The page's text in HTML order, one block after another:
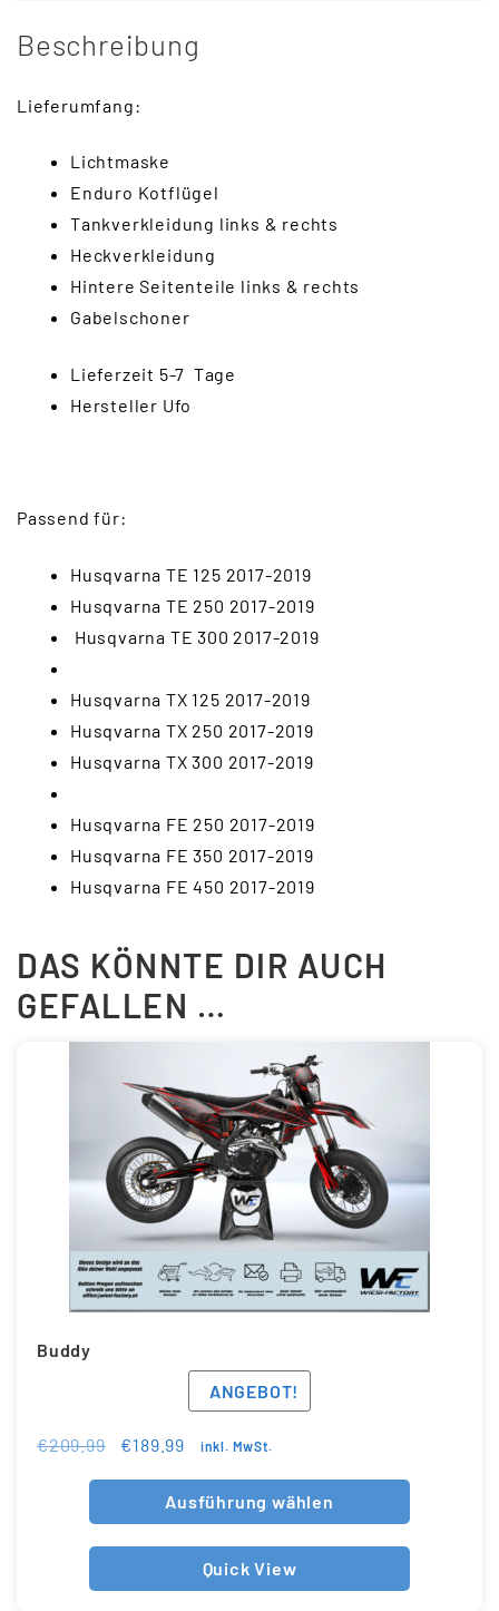
Beschreibung
Lieferumfang:
Lichtmaske
Enduro Kotflügel
Tankverkleidung links & rechts
Heckverkleidung
Hintere Seitenteile links & rechts
Gabelschoner
Lieferzeit 5-7 Tage
Hersteller Ufo
Passend für:
Husqvarna TE 125 2017-2019
Husqvarna TE 250 2017-2019
Husqvarna TE 300 2017-2019
Husqvarna TX 125 2017-2019
Husqvarna TX 250 2017-2019
Husqvarna TX 300 2017-2019
Husqvarna FE 250 2017-2019
Husqvarna FE 350 2017-2019
Husqvarna FE 450 2017-2019
DAS KÖNNTE DIR AUCH
GEFALLEN …
Buddy
ANGEBOT!
€209.99 €189.99 inkl. MwSt.
Ausführung wählen
Quick View